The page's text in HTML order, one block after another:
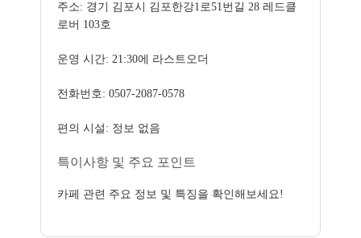
주소: 경기 김포시 김포한강1로51번길 28 레드클
로버 103호
운영 시간: 21:30에 라스트오더
전화번호: 0507-2087-0578
편의 시설: 정보 없음
특이사항 및 주요 포인트
카페 관련 주요 정보 및 특징을 확인해보세요!